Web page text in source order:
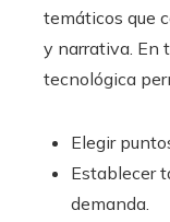
temáticos que
y narrativa. En
tecnológica
Elegir
Establecer
demanda.